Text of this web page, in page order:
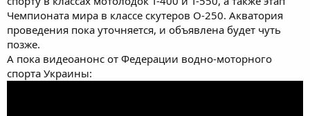
Чемпионата мира в классе скутеров О-250. Акватория
проведения пока уточняется, и объявлена будет чуть
позже.
А пока видеоанонс от Федерации водно-моторного
спорта Украины: